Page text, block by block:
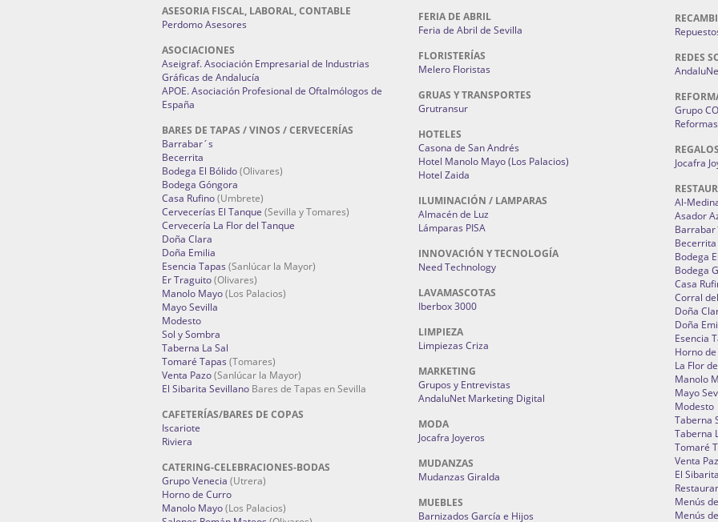
ASESORIA FISCAL, LABORAL, CONTABLE
Perdomo Asesores
ASOCIACIONES
Aseigraf. Asociación Empresarial de Industrias
Gráficas de Andalucía
APOE. Asociación Profesional de Oftalmólogos de
España
BARES DE TAPAS / VINOS / CERVECERÍAS
Barrabar´s
Becerrita
Bodega El Bólido(Olivares)
Bodega Góngora
Casa Rufino(Umbrete)
Cervecerías El Tanque (Sevilla y Tomares)
Cervecería La Flor del Tanque
Doña Clara
Doña Emilia
Esencia Tapas (Sanlúcar la Mayor)
Er Traguito(Olivares)
Manolo Mayo(Los Palacios)
Mayo Sevilla
Modesto
Sol y Sombra
Taberna La Sal
Tomaré Tapas (Tomares)
Venta Pazo(Sanlúcar la Mayor)
El Sibarita Sevillano Bares de Tapas en Sevilla
CAFETERÍAS/BARES DE COPAS
Iscariote
Riviera
CATERING-CELEBRACIONES-BODAS
Grupo Venecia (Utrera)
Horno de Curro
Manolo Mayo(Los Palacios)
FERIA DE ABRIL
Feria de Abril de Sevilla
FLORISTERÍAS
Melero Floristas
GRUAS Y TRANSPORTES
Grutransur
HOTELES
Casona de San Andrés
Hotel Manolo Mayo (Los Palacios)
Hotel Zaida
ILUMINACIÓN / LAMPARAS
Almacén de Luz
Lámparas PISA
INNOVACIÓN Y TECNOLOGÍA
Need Technology
LAVAMASCOTAS
Iberbox 3000
LIMPIEZA
Limpiezas Criza
MARKETING
Grupos y Entrevistas
AndaluNet Marketing Digital
MODA
Jocafra Joyeros
MUDANZAS
Mudanzas Giralda
MUEBLES
Barnizados García e Hijos
REDES
Grupo
Jocafra
Al-
Asador
Becerrita
Bodega
Bodega
Casa
Corral
Doña
Doña
Esencia
Horno
La Flor
Manolo
Mayo
Modesto
Taberna
Taberna
Tomaré
Venta
El
Menús
Menús